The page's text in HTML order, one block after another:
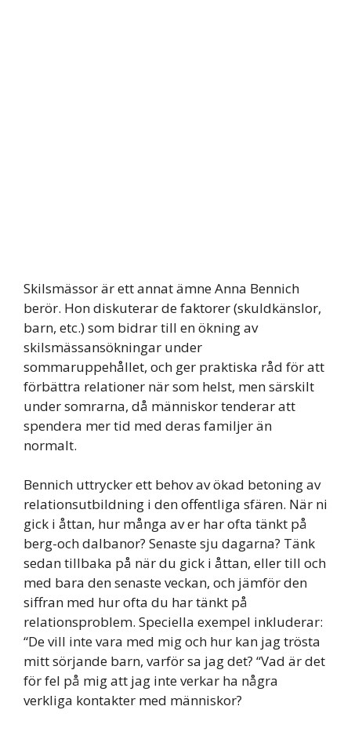
Skilsmässor är ett annat ämne Anna Bennich
berör. Hon diskuterar de faktorer (skuldkänslor,
barn, etc.) som bidrar till en ökning av
skilsmässansökningar under
sommaruppehållet, och ger praktiska råd för att
förbättra relationer när som helst, men särskilt
under somrarna, då människor tenderar att
spendera mer tid med deras familjer än
normalt.
Bennich uttrycker ett behov av ökad betoning av
relationsutbildning i den offentliga sfären. När ni
gick i åttan, hur många av er har ofta tänkt på
berg-och dalbanor? Senaste sju dagarna? Tänk
sedan tillbaka på när du gick i åttan, eller till och
med bara den senaste veckan, och jämför den
siffran med hur ofta du har tänkt på
relationsproblem. Speciella exempel inkluderar:
“De vill inte vara med mig och hur kan jag trösta
mitt sörjande barn, varför sa jag det? “Vad är det
för fel på mig att jag inte verkar ha några
verkliga kontakter med människor?